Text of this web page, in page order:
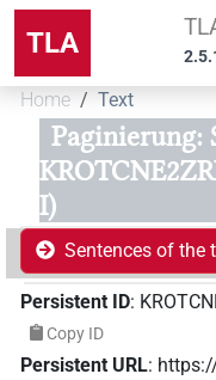
TLA
Home Text
Paginierung:
I)
Sentences of the
Persistent ID:
Copy ID
Persistent URL: